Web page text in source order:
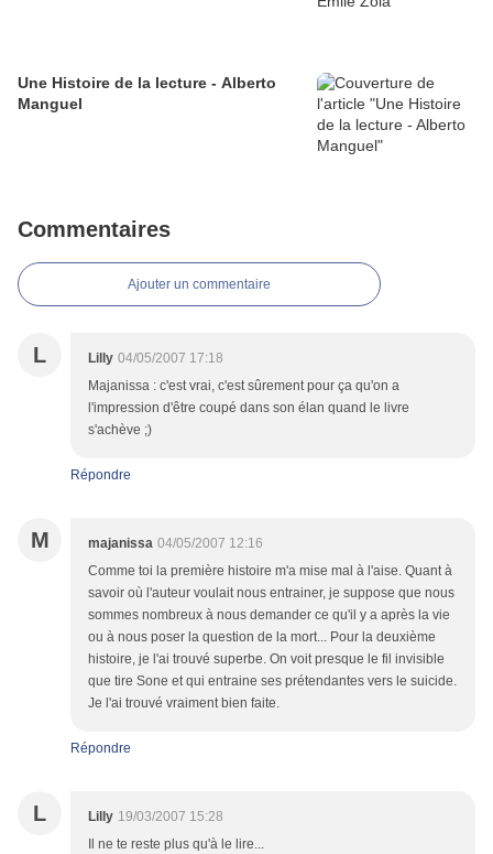
Une Histoire de la lecture - Alberto
Manguel
Commentaires
Ajouter un commentaire
L Lilly 04/05/2007 17:18
Majanissa : c'est vrai, c'est sûrement pour ça qu'on a
l'impression d'être coupé dans son élan quand le livre
s'achève ;)
Répondre
M majanissa 04/05/2007 12:16
Comme toi la première histoire m'a mise mal à l'aise. Quant à
savoir où l'auteur voulait nous entrainer, je suppose que nous
sommes nombreux à nous demander ce qu'il y a après la vie
ou à nous poser la question de la mort... Pour la deuxième
histoire, je l'ai trouvé superbe. On voit presque le fil invisible
que tire Sone et qui entraine ses prétendantes vers le suicide.
Je l'ai trouvé vraiment bien faite.
Répondre
L Lilly 19/03/2007 15:28
Il ne te reste plus qu'à le lire...